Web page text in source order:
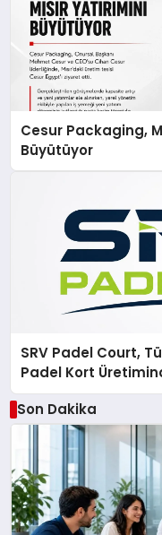
Cesur Packaging,
Büyütüyor
SRV Padel Court,
Padel Kort
Son Dakika